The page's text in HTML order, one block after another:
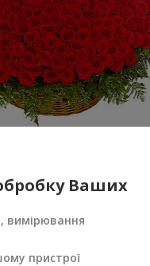
Замовити
Ваших
вимірювання
пристрої